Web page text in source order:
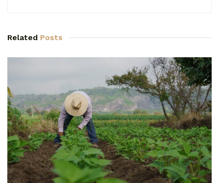
Related Posts